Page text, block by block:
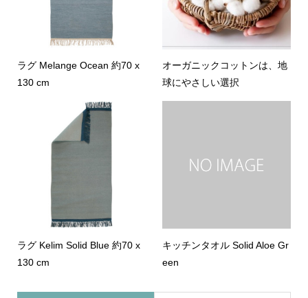
ラグ Melange Ocean 約70 x
130 cm
オーガニックコットンは、地
球にやさしい選択
ラグ Kelim Solid Blue 約70 x
130 cm
キッチンタオル Solid Aloe Gr
een